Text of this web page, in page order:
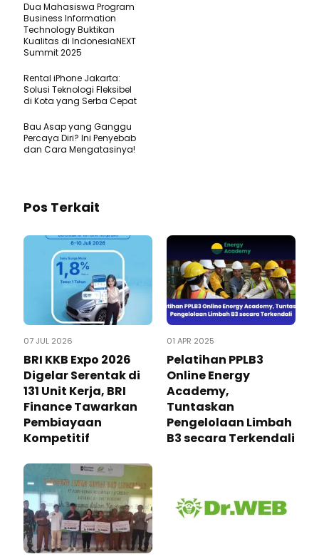
Dua Mahasiswa Program
Business Information
Technology Buktikan
Kualitas di IndonesiaNEXT
Summit 2025
Rental iPhone Jakarta:
Solusi Teknologi Fleksibel
di Kota yang Serba Cepat
Bau Asap yang Ganggu
Percaya Diri? Ini Penyebab
dan Cara Mengatasinya!
Pos Terkait
07 JUL 2026
BRI KKB Expo 2026
Digelar Serentak di
131 Unit Kerja, BRI
Finance Tawarkan
Pembiayaan
Kompetitif
01 APR 2025
Pelatihan PPLB3
Online Energy
Academy,
Tuntaskan
Pengelolaan Limbah
B3 secara Terkendali